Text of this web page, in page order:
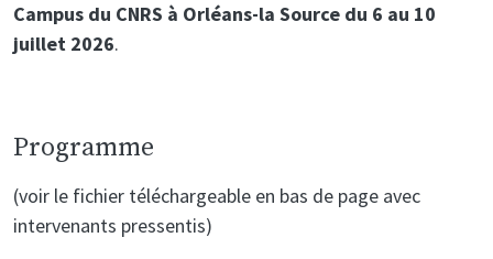
Campus du CNRS à Orléans-la Source du 6 au 10
juillet 2026.
Programme
(voir le fichier téléchargeable en bas de page avec
intervenants pressentis)